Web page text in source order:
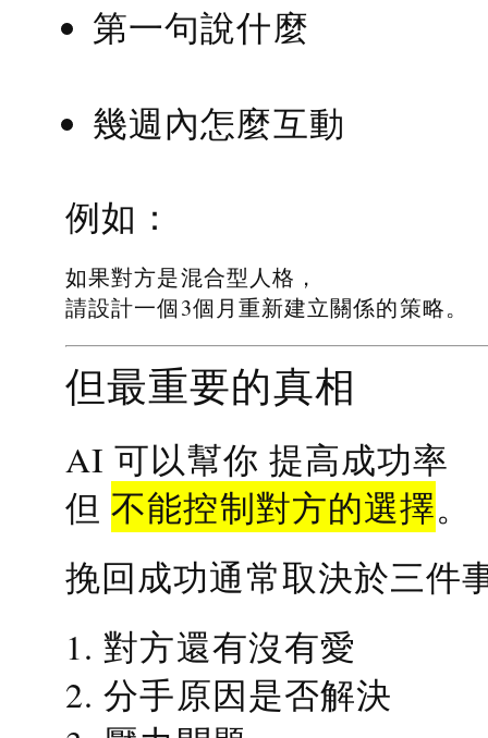
第一句說什麼
幾週內怎麼互動
例如：
如果對方是混合型人格，
請設計一個3個月重新建立關係的策略。
但最重要的真相
AI 可以幫你 提高成功率
但不能控制對方的選擇。
挽回成功通常取決於三件
1. 對方還有沒有愛
2. 分手原因是否解決